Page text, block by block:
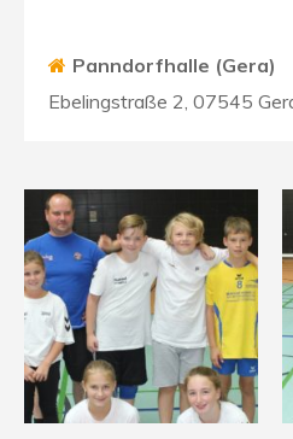
Panndorfhalle (Gera)
Ebelingstraße 2, 07545